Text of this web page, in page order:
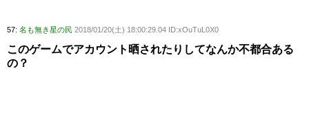
57: 名も無き星の民 2018/01/20(土) 18:00:29.04 ID:xOuTuL0X0
このゲームでアカウント晒されたりしてなんか不都合ある
の？